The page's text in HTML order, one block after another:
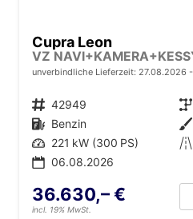
Cupra Leon
unverbindliche Lieferzeit: 27.08.2026
Fahrzeugnr. 42949 Getriebe
Kraftstoff Benzin Außenfarbe
Leistung 221 kW (300 PS) Kilometerstand
06.08.2026
36.630,– €
incl. 19% MwSt.